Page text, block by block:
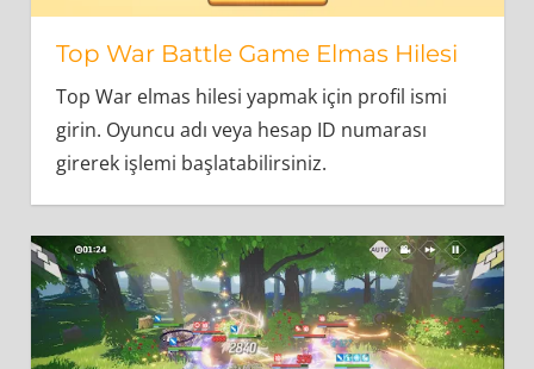
Top War Battle Game Elmas Hilesi
Top War elmas hilesi yapmak için profil ismi
girin. Oyuncu adı veya hesap ID numarası
girerek işlemi başlatabilirsiniz.